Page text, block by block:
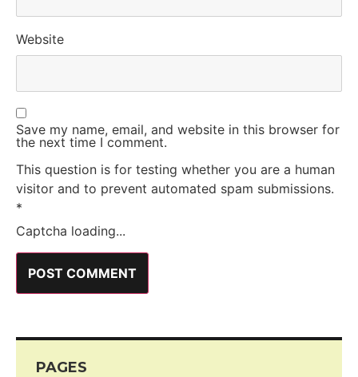
Website
Save my name, email, and website in this browser for
the next time I comment.
This question is for testing whether you are a human
visitor and to prevent automated spam submissions.
*
Captcha loading...
PAGES